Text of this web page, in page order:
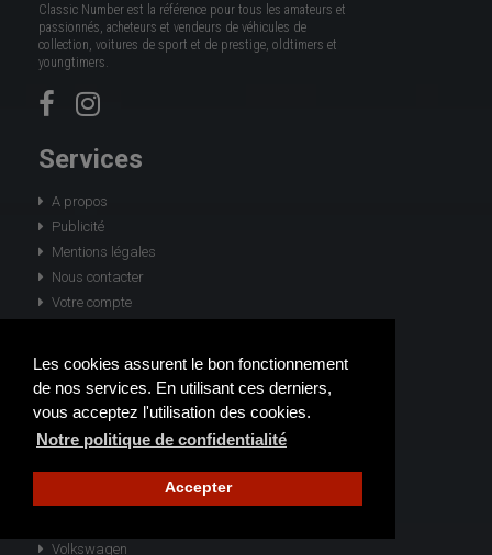
Les cookies assurent le bon fonctionnement
de nos services. En utilisant ces derniers,
vous acceptez l'utilisation des cookies.
Notre politique de confidentialité
Accepter
Classic Number est la référence pour tous les amateurs et
passionnés, acheteurs et vendeurs de véhicules de
collection, voitures de sport et de prestige, oldtimers et
youngtimers.
Services
A propos
Publicité
Mentions légales
Nous contacter
Votre compte
Les véhicules par marques
Porsche
Mercedes-Benz
Jaguar
Volkswagen